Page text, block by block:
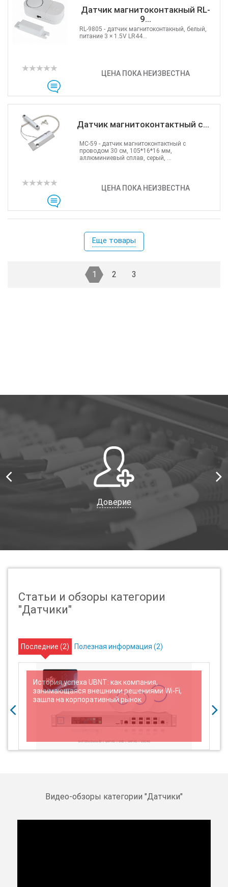
Датчик магнитоконтакный RL-
9...
ЦЕНА ПОКА НЕИЗВЕСТНА
RL-9805 - датчик магнитоконтакный, белый,
питание 3 × 1.5V LR44...
Датчик магнитоконтактный с...
ЦЕНА ПОКА НЕИЗВЕСТНА
MC-59 - датчик магнитоконтактный с
проводом 30 см, 105*16*16 мм,
аллюминиевый сплав, серый, ...
Еще товары
1 2 3
Доверие
Статьи и обзоры категории
"Датчики"
Последние (2) Полезная информация (2)
История успеха UBNT: как компания,
занимающаяся внешними решениями Wi-Fi,
зашла на корпоративный рынок
Видео-обзоры категории "Датчики"